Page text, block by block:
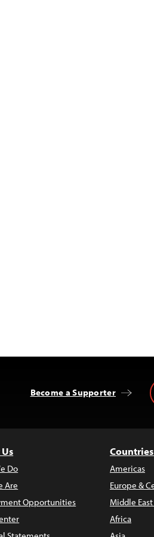
Become a Supporter
Do
Are
Opportunities
Americas
Europe &
Middle
Africa